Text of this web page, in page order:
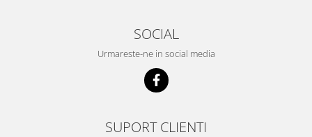
SOCIAL
Urmareste-ne in social media
SUPORT CLIENTI